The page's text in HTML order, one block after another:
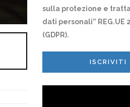
sulla protezione e
dati personali” REG.UE
(GDPR).
ISCRIVITI